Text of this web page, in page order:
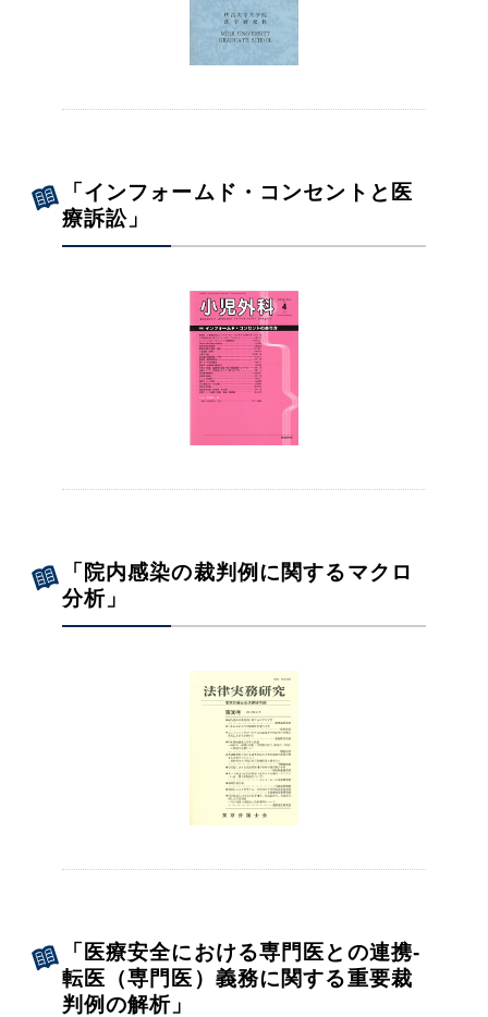
「インフォームド・コンセントと医
療訴訟」
「院内感染の裁判例に関するマクロ
分析」
「医療安全における専門医との連携‐
転医（専門医）義務に関する重要裁
判例の解析」